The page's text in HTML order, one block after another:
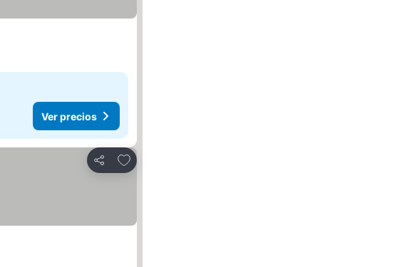
Ver precios
Compartir
Agregar a favoritos